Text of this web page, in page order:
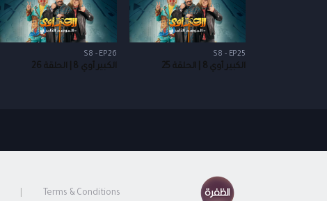
S8 - EP25
الكبير أوي 8 | الحلقة 25
S8 - EP26
الكبير أوي 8 | الحلقة 26
Terms & Conditions